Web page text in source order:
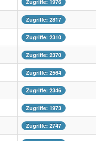
Zugriffe: 1976
Zugriffe: 2817
Zugriffe: 2310
Zugriffe: 2370
Zugriffe: 2564
Zugriffe: 2346
Zugriffe: 1973
Zugriffe: 2747